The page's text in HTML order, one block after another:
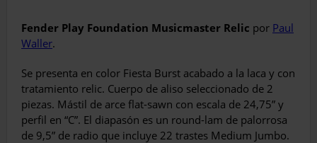
Fender Play Foundation Musicmaster Relic por Paul
Waller.
Se presenta en color Fiesta Burst acabado a la laca y con
tratamiento relic. Cuerpo de aliso seleccionado de 2
piezas. Mástil de arce flat-sawn con escala de 24,75” y
perfil en “C”. El diapasón es un round-lam de palorrosa
de 9,5” de radio que incluye 22 trastes Medium Jumbo.